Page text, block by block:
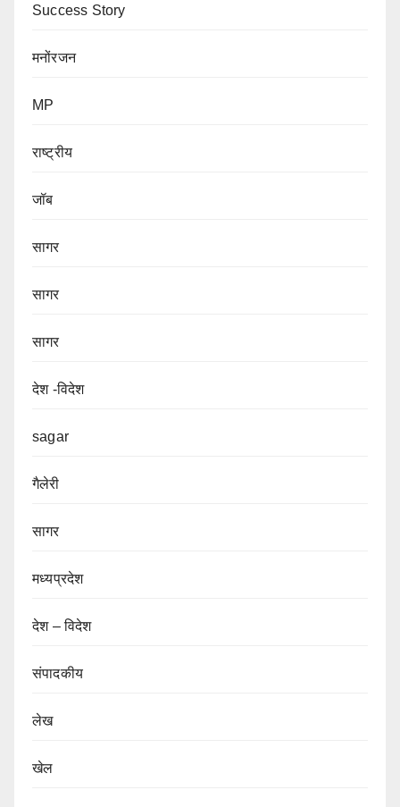
Success Story
मनोंरजन
MP
राष्ट्रीय
जॉब
सागर
सागर
सागर
देश -विदेश
sagar
गैलेरी
सागर
मध्यप्रदेश
देश – विदेश
संपादकीय
लेख
खेल